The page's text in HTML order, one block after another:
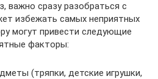
важно сразу разобраться с
избежать самых неприятных
могут привести следующие
факторы:
(тряпки, детские игрушки,